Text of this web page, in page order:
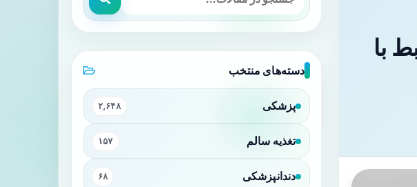
با
دسته‌های منتخب
پزشکی ۲,۶۴۸
تغذیه سالم ۱۵۷
دندانپزشکی ۶۸